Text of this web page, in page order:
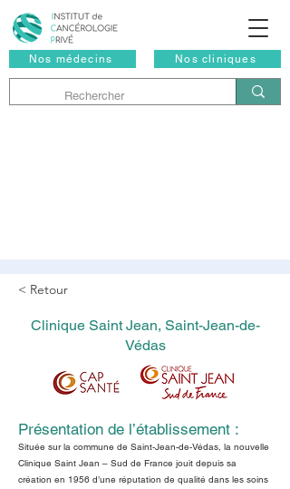
Nos médecins Nos cliniques
< Retour
Clinique Saint Jean, Saint-Jean-de-
Védas
Présentation de l’établissement :
Située sur la commune de Saint-Jean-de-Védas, la nouvelle
Clinique Saint Jean – Sud de France jouit depuis sa
création en 1956 d’une réputation de qualité dans les soins